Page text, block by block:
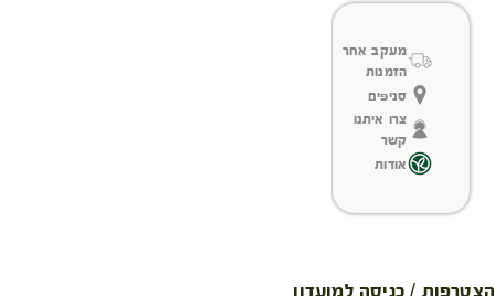
מעקב אחר
הזמנות
סניפים
צרו איתנו
קשר
אודות
הצטרפות / כניסה למועדון